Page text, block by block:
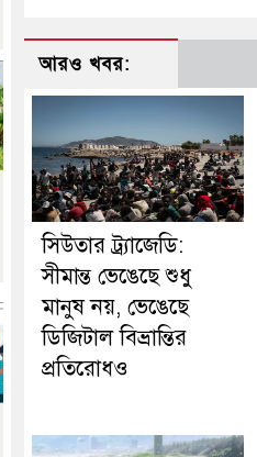
আরও খবর:
সিউতার ট্র্যাজেডি:
সীমান্ত ভেঙেছে শুধু
মানুষ নয়, ভেঙেছে
ডিজিটাল বিভ্রান্তির
প্রতিরোধও